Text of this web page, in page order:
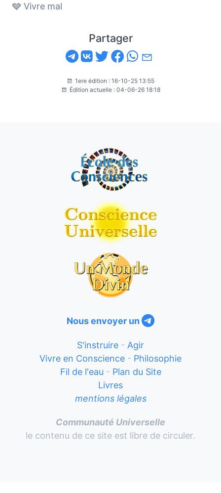
🩶 Vivre mal
Partager
1ere édition : 16-10-25 13:55
Édition actuelle : 04-06-26 18:18
Nous envoyer un
S'instruire - Agir
Vivre en Conscience - Philosophie
Fil de l'eau - Plan du Site
Livres
mentions légales
Communauté Universelle
le contenu de ce site est libre de circuler.